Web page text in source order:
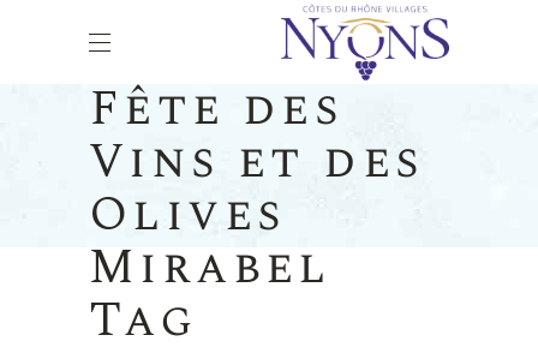
Fête des
Vins et des
Olives
Mirabel
Tag